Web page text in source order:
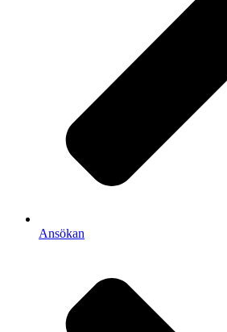
Ansökan